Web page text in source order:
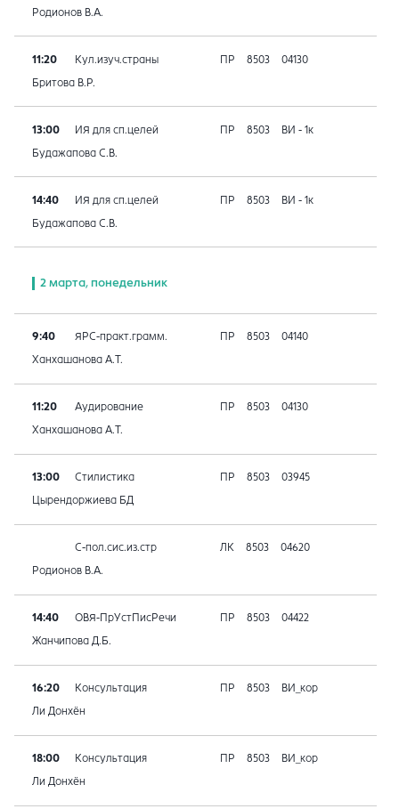
Родионов В.А.
11:20 Кул.изуч.страны ПР 8503 04130
Бритова В.Р.
13:00 ИЯ для сп.целей ПР 8503 ВИ - 1к
Будажапова С.В.
14:40 ИЯ для сп.целей ПР 8503 ВИ - 1к
Будажапова С.В.
2 марта, понедельник
9:40 ЯРС-практ.грамм. ПР 8503 04140
Ханхашанова А.Т.
11:20 Аудирование ПР 8503 04130
Ханхашанова А.Т.
13:00 Стилистика ПР 8503 03945
Цырендоржиева БД
С-пол.сис.из.стр ЛК 8503 04620
Родионов В.А.
14:40 ОВЯ-ПрУстПисРечи ПР 8503 04422
Жанчипова Д.Б.
16:20 Консультация ПР 8503 ВИ_кор
Ли Донхён
18:00 Консультация ПР 8503 ВИ_кор
Ли Донхён